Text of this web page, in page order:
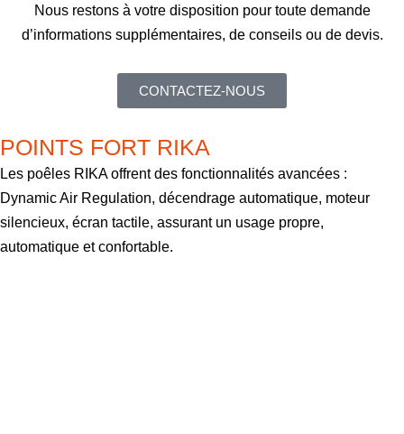
Nous restons à votre disposition pour toute demande
d’informations supplémentaires, de conseils ou de devis.
CONTACTEZ-NOUS
POINTS FORT RIKA
Les poêles RIKA offrent des fonctionnalités avancées :
Dynamic Air Regulation, décendrage automatique, moteur
silencieux, écran tactile, assurant un usage propre,
automatique et confortable.